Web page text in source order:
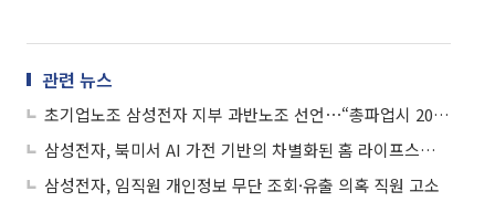
관련 뉴스
초기업노조 삼성전자 지부 과반노조 선언⋯“총파업시 20조~30조 손실 가능”
삼성전자, 북미서 AI 가전 기반의 차별화된 홈 라이프스타일 제시
삼성전자, 임직원 개인정보 무단 조회·유출 의혹 직원 고소